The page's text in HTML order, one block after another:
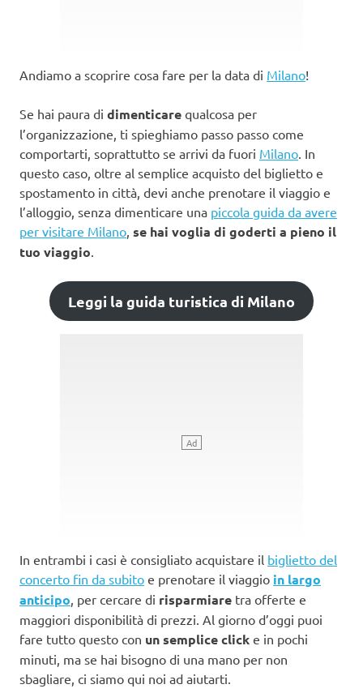
Andiamo a scoprire cosa fare per la data di Milano!
Se hai paura di dimenticare qualcosa per
l’organizzazione, ti spieghiamo passo passo come
comportarti, soprattutto se arrivi da fuori Milano . In
questo caso, oltre al semplice acquisto del biglietto e
spostamento in città, devi anche prenotare il viaggio e
l’alloggio, senza dimenticare una piccola guida da avere
per visitare Milano se hai voglia di goderti a pieno il
tuo viaggio
Leggi la guida turistica di Milano
In entrambi i casi è consigliato acquistare il biglietto del
concerto fin da subito e prenotare il viaggio in largo
anticipo, per cercare di risparmiare tra offerte e
maggiori disponibilità di prezzi. Al giorno d’oggi puoi
fare tutto questo con un semplice click e in pochi
minuti, ma se hai bisogno di una mano per non
sbagliare, ci siamo qui noi ad aiutarti.